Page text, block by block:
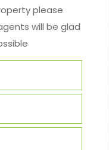
please
will be glad